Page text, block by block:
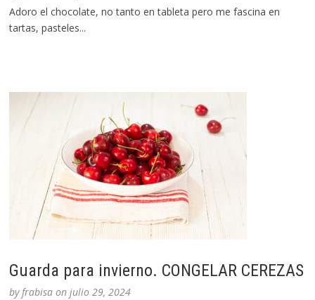
Adoro el chocolate, no tanto en tableta pero me fascina en
tartas, pasteles...
Guarda para invierno. CONGELAR CEREZAS
byfrabisa onjulio 29, 2024